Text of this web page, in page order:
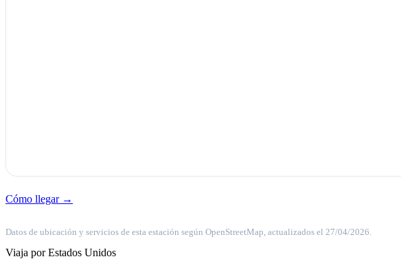
Cómo llegar →
Datos de ubicación y servicios de esta estación según OpenStreetMap, actualizados el 27/04/2026.
Viaja por Estados Unidos